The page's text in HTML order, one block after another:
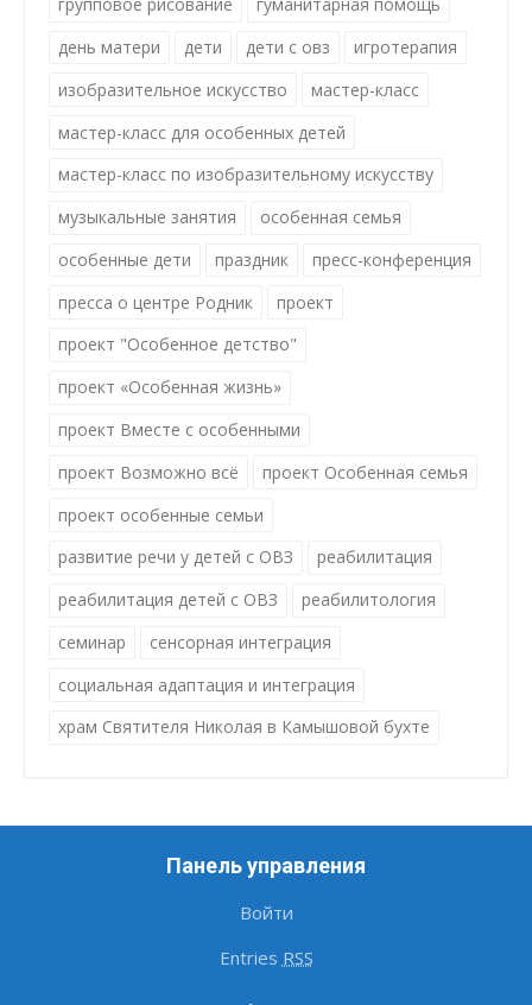
день матери
дети дети с овз
игротерапия
изобразительное искусство
мастер-класс
мастер-класс для особенных детей
мастер-класс по изобразительному искусству
музыкальные занятия
особенная семья
особенные дети
праздник
пресс-конференция
пресса о центре Родник
проект
проект "Особенное детство"
проект «Особенная жизнь»
проект Вместе с особенными
проект Возможно всё
проект Особенная семья
проект особенные семьи
развитие речи у детей с ОВЗ
реабилитация
реабилитация детей с ОВЗ
реабилитология
семинар
сенсорная интеграция
социальная адаптация и интеграция
храм Святителя Николая в Камышовой бухте
Панель управления
Войти
Entries RSS